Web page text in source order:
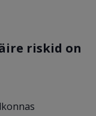
riskid on